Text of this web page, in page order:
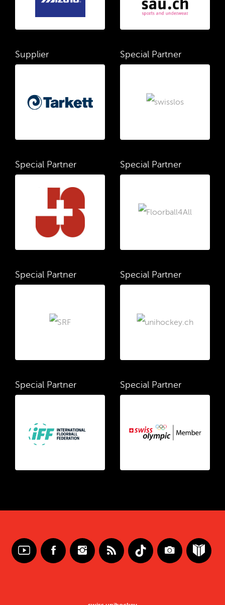
Supplier Special Partner
Special Partner Special Partner
Special Partner Special Partner
Special Partner Special Partner